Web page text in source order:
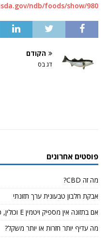
ndb/foods/show/980
הקודם
דג בס
פוסטים אחרונים
מה זה CBD?
אבקת חלבון טבעונית ערך תזונתי
אם בתזונה אין מספיק ויטמין E וכולין, כדאי לצרוך תוספים שלהם להשלמה
מה עדיף יותר חזרות או יותר משקל?